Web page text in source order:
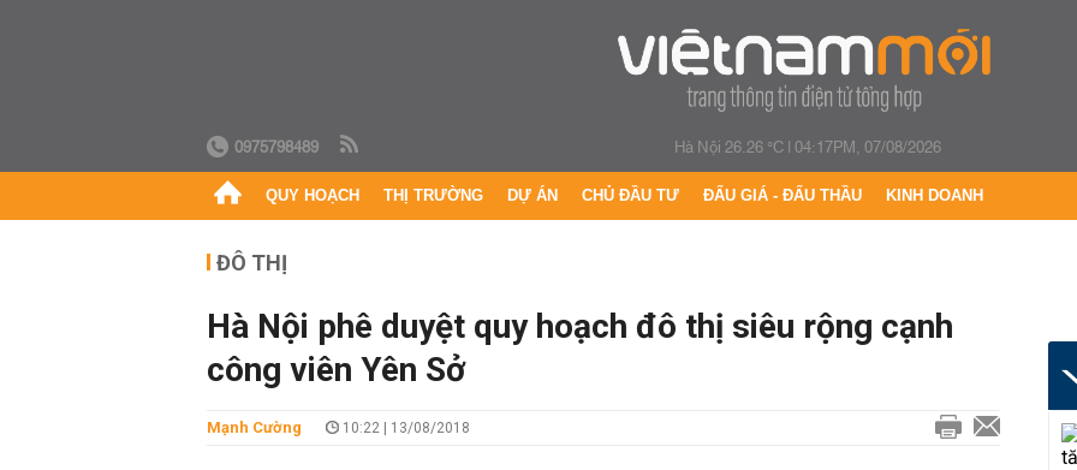
0975798489 Hà Nội 26.26 °C|04:17PM, 07/08/2026
QUY HOẠCH THỊ TRƯỜNG DỰ ÁN CHỦ ĐẦU TƯ ĐẤU GIÁ - ĐẤU THẦU KINH DOANH
ĐÔ THỊ
Hà Nội phê duyệt quy hoạch đô thị siêu rộng cạnh
công viên Yên Sở
Mạnh Cường 10:22 | 13/08/2018